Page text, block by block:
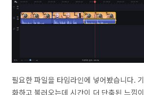
필요한 파일을 타임라인에 넣어봤습니다.
화하고 불러오는데 시간이 더 단축된 느낌